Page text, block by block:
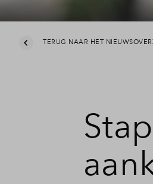
TERUG NAAR HET